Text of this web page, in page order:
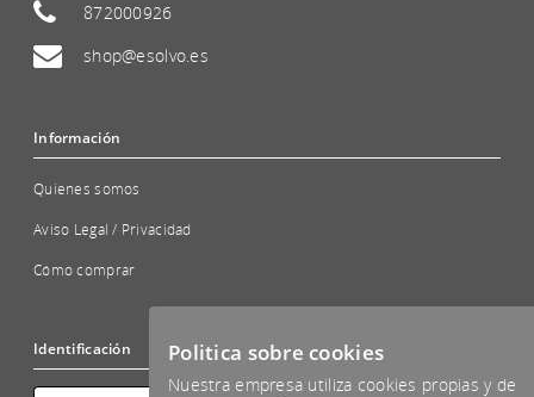
872000926
shop@esolvo.es
Información
Quienes somos
Aviso Legal / Privacidad
Cómo comprar
Identificación Politica sobre cookies
Nuestra empresa utiliza cookies propias y de